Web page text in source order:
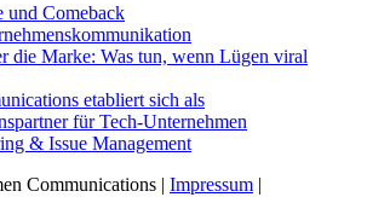
und Comeback
die Marke: Was tun, wenn Lügen viral
etabliert sich als
für Tech-Unternehmen
& Issue Management
Communications | Impressum |